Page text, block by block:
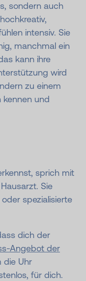
sondern auch
intensiv. Sie
manchmal ein
kann ihre
wird
zu einem
kennen und
sprich mit
Sie
spezialisierte
dich der
Angebot der
die Uhr
für dich.